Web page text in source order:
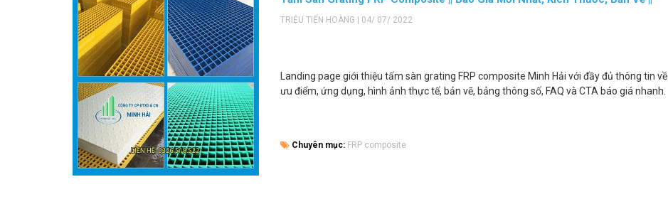
TRIỆU TIẾN HOÀNG | 04/ 07/ 2022
Landing page giới thiệu tấm sàn grating FRP composite Minh Hải với đầy đủ thông tin về
ưu điểm, ứng dụng, hình ảnh thực tế, bản vẽ, bảng thông số, FAQ và CTA báo giá nhanh.
Chuyên mục: FRP composite